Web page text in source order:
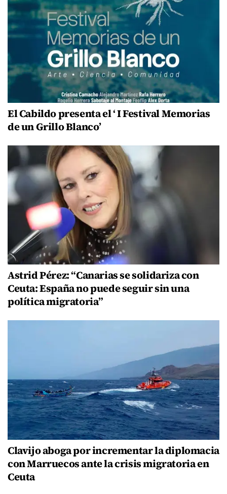
El Cabildo presenta el ‘ I Festival Memorias
de un Grillo Blanco’
Astrid Pérez: “Canarias se solidariza con
Ceuta: España no puede seguir sin una
política migratoria”
Clavijo aboga por incrementar la diplomacia
con Marruecos ante la crisis migratoria en
Ceuta